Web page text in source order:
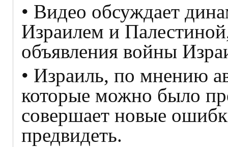
• Видео обсуждает
Израилем и
объявления войны
• Израиль, по мнению
которые можно было
совершает новые
предвидеть.